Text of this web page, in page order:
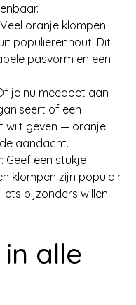
oranje klompen
populierenhout. Dit
pasvorm en een
je nu meedoet aan
of een
wilt geven — oranje
aandacht.
: Geef een stukje
klompen zijn populair
bijzonders willen
alle